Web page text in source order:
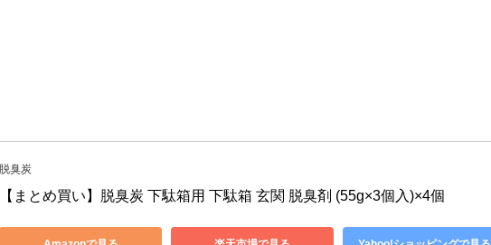
脱臭炭
【まとめ買い】脱臭炭 下駄箱用 下駄箱 玄関 脱臭剤 (55g×3個入)×4個